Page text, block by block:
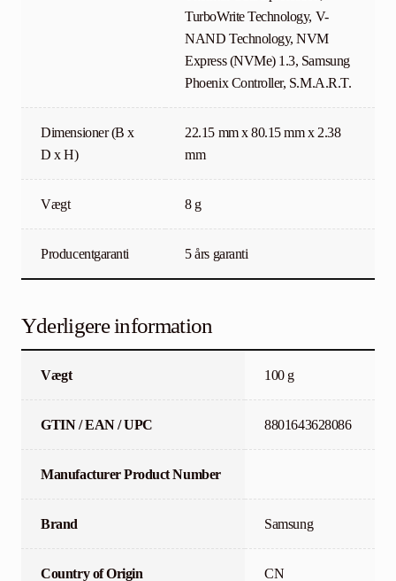
TurboWrite Technology, V-
NAND Technology, NVM
Express (NVMe) 1.3, Samsung
Phoenix Controller, S.M.A.R.T.
Dimensioner (B x
D x H)
22.15 mm x 80.15 mm x 2.38
mm
Vægt 8 g
Producentgaranti 5 års garanti
Yderligere information
Vægt 100 g
GTIN / EAN / UPC 8801643628086
Manufacturer Product Number
Brand Samsung
Country of Origin CN